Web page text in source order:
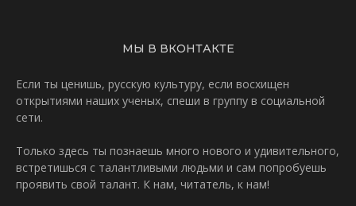
МЫ В ВКОНТАКТЕ
Если ты ценишь, русскую культуру, если восхищен
открытиями наших ученых, спеши в группу в социальной
сети.
Только здесь ты познаешь много нового и удивительного,
встретишься с талантливыми людьми и сам попробуешь
проявить свой талант. К нам, читатель, к нам!